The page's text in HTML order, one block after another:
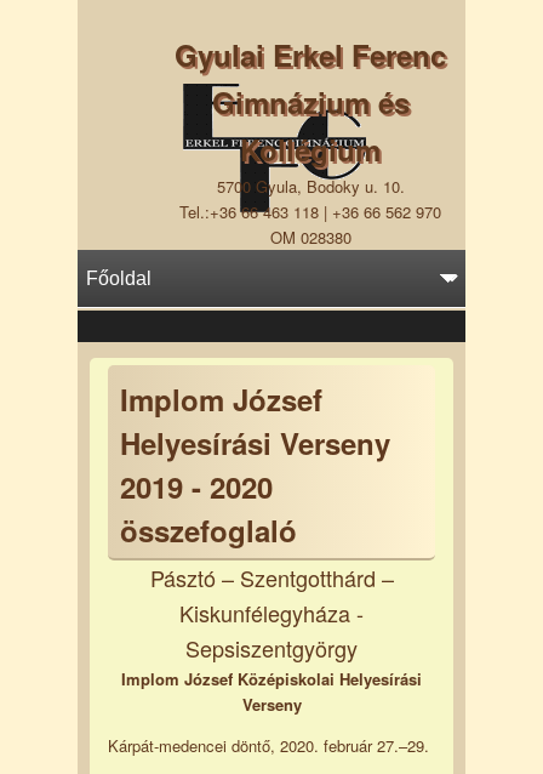
Gyulai Erkel Ferenc
Gimnázium és
Kollégium
5700 Gyula, Bodoky u. 10.
Tel.:+36 66 463 118 | +36 66 562 970
OM 028380
Implom József
Helyesírási Verseny
2019 - 2020
összefoglaló
Pásztó – Szentgotthárd –
Kiskunfélegyháza -
Sepsiszentgyörgy
Implom József Középiskolai Helyesírási
Verseny
Kárpát-medencei döntő, 2020. február 27.–29.